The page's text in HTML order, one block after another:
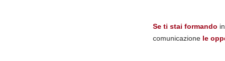
Se ti stai formando
comunicazione le